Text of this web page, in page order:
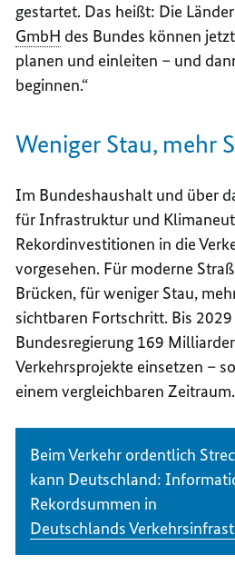
gestartet. Das heißt: Die
GmbH des Bundes können
planen und einleiten – und
beginnen.“
Weniger Stau, mehr
Im Bundeshaushalt und über
für Infrastruktur und
Rekordinvestitionen in die
vorgesehen. Für moderne
Brücken, für weniger Stau,
sichtbaren Fortschritt. Bis
Bundesregierung 169
Verkehrsprojekte einsetzen –
einem vergleichbaren Zeitraum.
Beim Verkehr ordentlich
kann Deutschland:
Rekordsummen in
Deutschlands